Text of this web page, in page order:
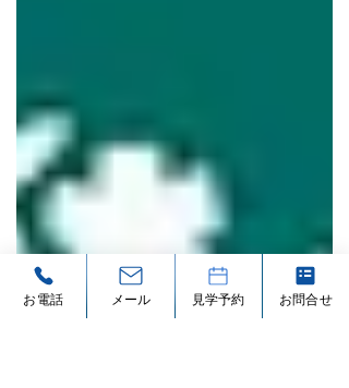
お電話 メール 見学予約 お問合せ